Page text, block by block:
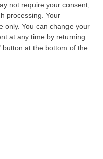
not require your consent,
processing. Your
only. You can change your
at any time by returning
at the bottom of the
60 Milioni L’anno
ogni anno circa 60 milioni
laboratori su dieci presen…